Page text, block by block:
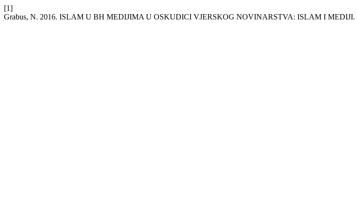
[1]
Grabus, N. 2016. ISLAM U BH MEDIJIMA U OSKUDICI VJERSKOG NOVINARSTVA: ISLAM I MEDIJI.